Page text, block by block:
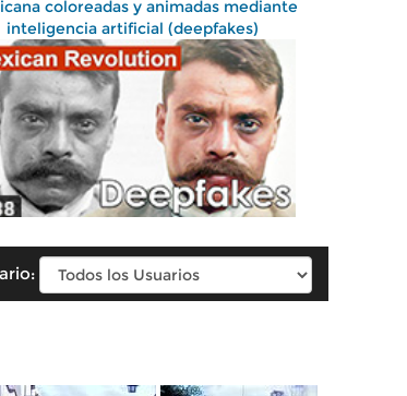
coloreadas y animadas mediante
inteligencia artificial (deepfakes)